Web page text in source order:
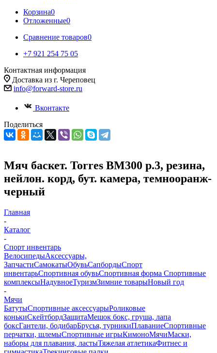
Корзина0
Отложенные0
Сравнение товаров0
+7 921 254 75 05
Контактная информация
Доставка из г. Череповец
info@forward-store.ru
Вконтакте
Поделиться
Мяч баскет. Torres BM300 р.3, резина,
нейлон. корд, бут. камера, темнооранж-
черный
Главная
-
Каталог
-
Спорт инвентарь
ВелосипедыАксессуары,
ЗапчастиСамокатыОбувьСапбордыСпорт
инвентарьСпортивная обувьСпортивная форма Спортивные
комплексыНадувноеТуризмЗимние товарыНовый год
-
Мячи
БатутыСпортивные аксессуарыРоликовые
конькиСкейтбордЗащитаМешок бокс, груша, лапа
боксГантели, бодибарБрусья, турникиПлаваниеСпортивные
перчатки, шлемыСпортивные игрыКимоноМячиМаски,
наборы для плавания, ластыТяжелая атлетикаФитнес и